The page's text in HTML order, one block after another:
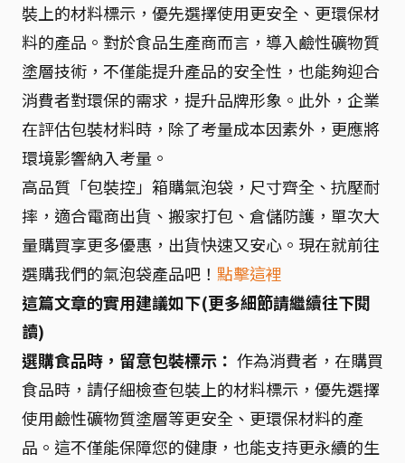
裝上的材料標示，優先選擇使用更安全、更環保材
料的產品。對於食品生產商而言，導入鹼性礦物質
塗層技術，不僅能提升產品的安全性，也能夠迎合
消費者對環保的需求，提升品牌形象。此外，企業
在評估包裝材料時，除了考量成本因素外，更應將
環境影響納入考量。
高品質「包裝控」箱購氣泡袋，尺寸齊全、抗壓耐
摔，適合電商出貨、搬家打包、倉儲防護，單次大
量購買享更多優惠，出貨快速又安心。現在就前往
選購我們的氣泡袋產品吧！ 點擊這裡
這篇文章的實用建議如下(更多細節請繼續往下閱
讀)
選購食品時，留意包裝標示： 作為消費者，在購買
食品時，請仔細檢查包裝上的材料標示，優先選擇
使用鹼性礦物質塗層等更安全、更環保材料的產
品。這不僅能保障您的健康，也能支持更永續的生